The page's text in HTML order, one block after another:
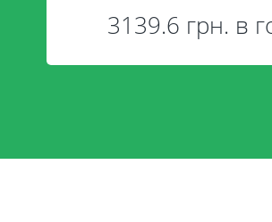
3139.6 грн. в